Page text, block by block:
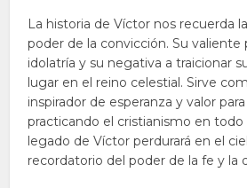
La historia de Víctor nos recuerda
poder de la convicción. Su valiente
idolatría y su negativa a traicionar
lugar en el reino celestial. Sirve
inspirador de esperanza y valor
practicando el cristianismo en todo
legado de Víctor perdurará en el
recordatorio del poder de la fe y la